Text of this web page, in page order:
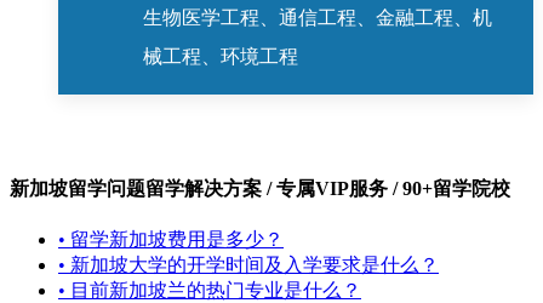
生物医学工程、通信工程、金融工程、机
械工程、环境工程
新加坡留学问题留学解决方案 / 专属VIP服务 / 90+留学院校
• 留学新加坡费用是多少？
• 新加坡大学的开学时间及入学要求是什么？
• 目前新加坡兰的热门专业是什么？